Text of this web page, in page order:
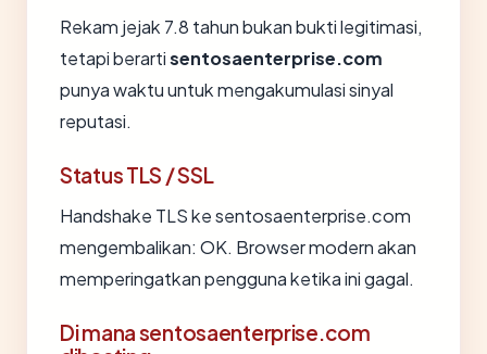
Rekam jejak 7.8 tahun bukan bukti legitimasi,
tetapi berartisentosaenterprise.com
punya waktu untuk mengakumulasi sinyal
reputasi.
Status TLS / SSL
Handshake TLS ke sentosaenterprise.com
mengembalikan: OK. Browser modern akan
memperingatkan pengguna ketika ini gagal.
Di mana sentosaenterprise.com